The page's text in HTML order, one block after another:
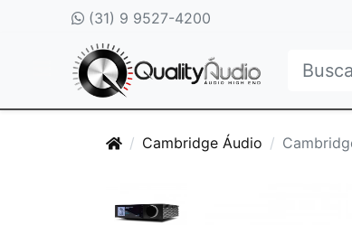
(31) 9 9527-4200
Cambridge Áudio